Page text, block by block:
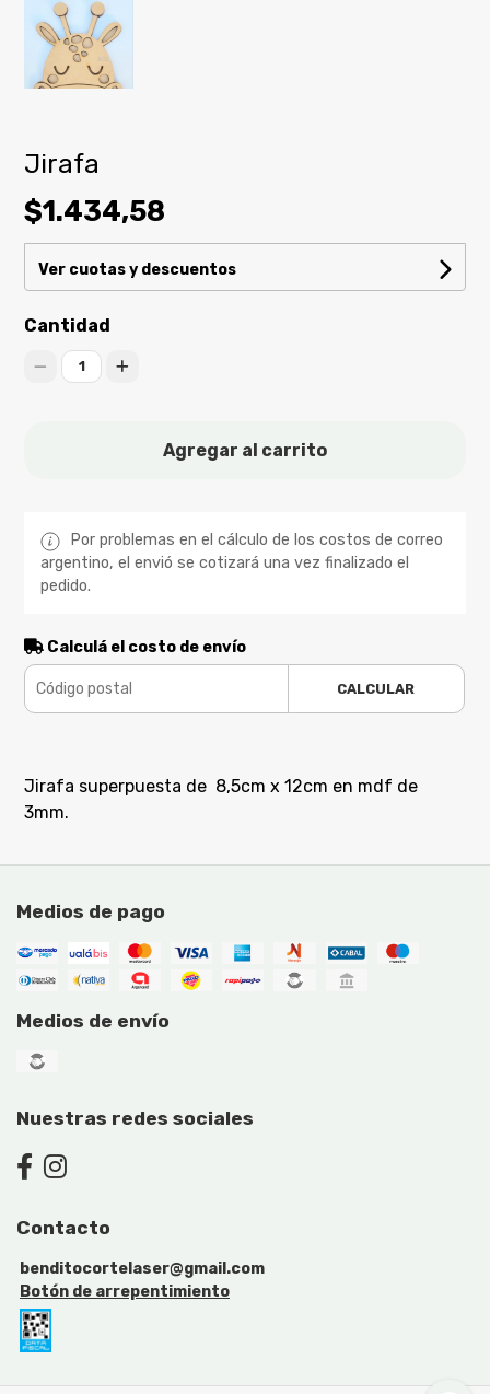
Jirafa
$1.434,58
Ver cuotas y descuentos
Cantidad
1
Agregar al carrito
Por problemas en el cálculo de los costos de correo
argentino, el envió se cotizará una vez finalizado el
pedido.
Calculá el costo de envío
CALCULAR
Jirafa superpuesta de 8,5cm x 12cm en mdf de
3mm.
Medios de pago
Medios de envío
Nuestras redes sociales
Contacto
benditocortelaser@gmail.com
Botón de arrepentimiento